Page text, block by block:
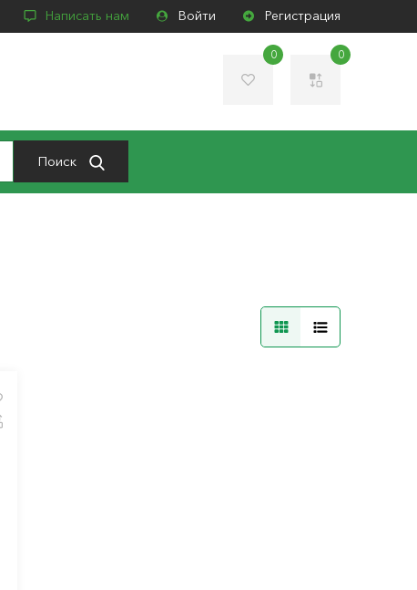
Написать нам Войти Регистрация
0 0
Поиск